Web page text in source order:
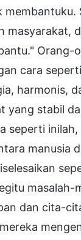
membantuku.
masyarakat,
Orang-
cara
harmonis,
yang stabil
seperti
manusia
masalah-
dan cita-